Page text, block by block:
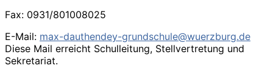
Fax: 0931/801008025
E-Mail: max-dauthendey-grundschule@wuerzburg.de
Diese Mail erreicht Schulleitung, Stellvertretung und
Sekretariat.